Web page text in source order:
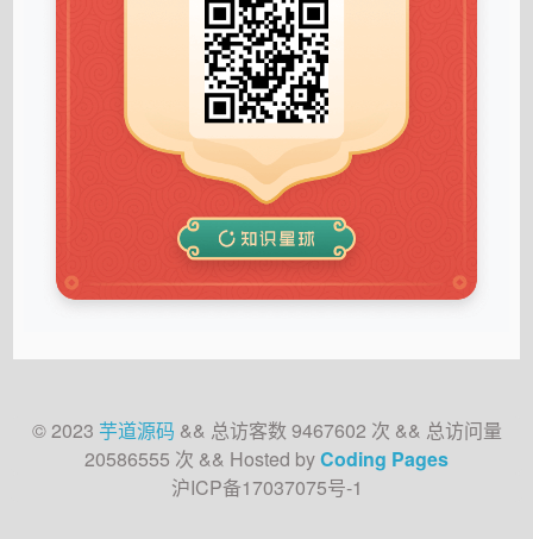
© 2023 芋道源码 && 总访客数 9467602 次 && 总访问量
20586555 次 && Hosted byCoding Pages
沪ICP备17037075号-1